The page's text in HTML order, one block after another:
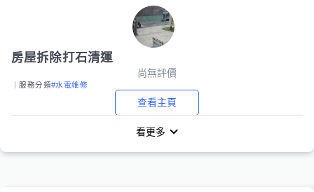
房屋拆除打石清運
尚無評價
｜服務分類#水電維修
查看主頁
看更多